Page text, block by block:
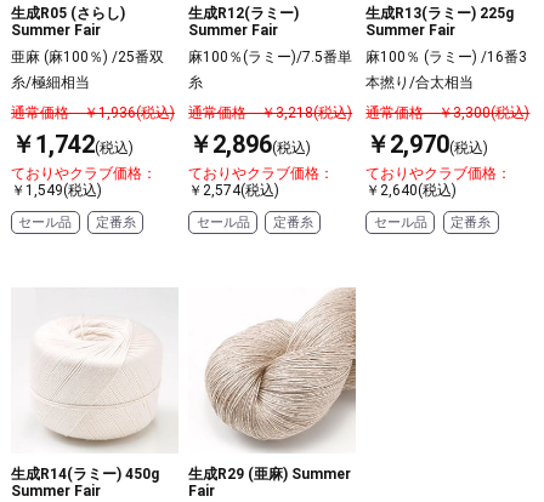
生成R05 (さらし)
Summer Fair
亜麻 (麻100％) /25番双
糸/極細相当
通常価格 ￥1,936(税込)
￥1,742(税込)
ておりやクラブ価格：
￥1,549(税込)
セール品 定番糸
生成R12(ラミー)
Summer Fair
麻100％(ラミー)/7.5番単
糸
通常価格 ￥3,218(税込)
￥2,896(税込)
ておりやクラブ価格：
￥2,574(税込)
セール品 定番糸
生成R13(ラミー) 225g
Summer Fair
麻100％ (ラミー) /16番3
本撚り/合太相当
通常価格 ￥3,300(税込)
￥2,970(税込)
ておりやクラブ価格：
￥2,640(税込)
セール品 定番糸
生成R14(ラミー) 450g
Summer Fair
生成R29 (亜麻) Summer
Fair